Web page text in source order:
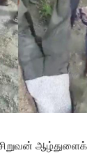
ஆழ்துளைக்